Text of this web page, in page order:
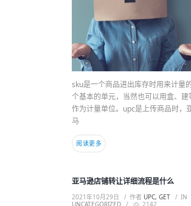
sku是一个商品进出库存时用来计量
个基本的单元，当然也可以用盒、建
作为计量单位。upc是上传商品时，
马
阅读更多
亚马逊店铺转让详细流程是什么
2021年10月29日 作者 UPC, GET
IN